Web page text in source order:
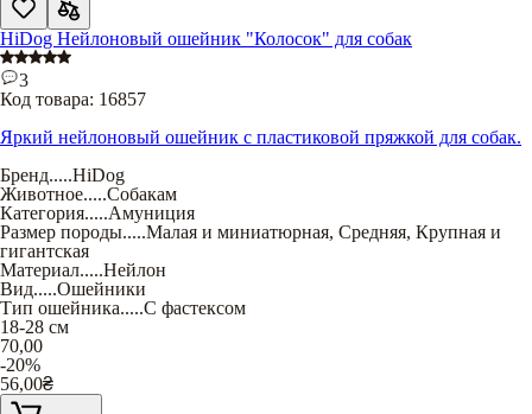
HiDog Нейлоновый ошейник "Колосок" для собак
3
Код товара: 16857
Яркий нейлоновый ошейник с пластиковой пряжкой для собак.
Бренд.....HiDog
Животное.....Собакам
Категория.....Амуниция
Размер породы.....Малая и миниатюрная, Средняя, Крупная и
гигантская
Материал.....Нейлон
Вид.....Ошейники
Тип ошейника.....С фастексом
18-28 см
70,00
-20%
56,00₴